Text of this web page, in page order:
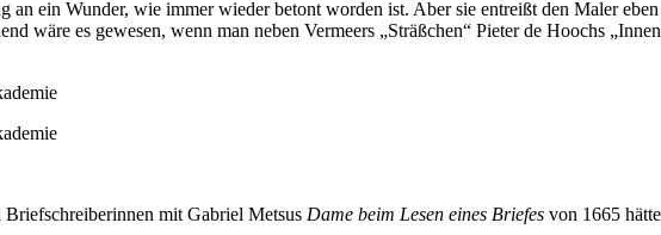
ein Wunder, wie immer wieder betont worden ist. Aber sie entreißt den Maler
wäre es gewesen, wenn man neben Vermeers „Sträßchen“ Pieter de Hoochs
mit Gabriel Metsus Dame beim Lesen eines Briefes von 1665